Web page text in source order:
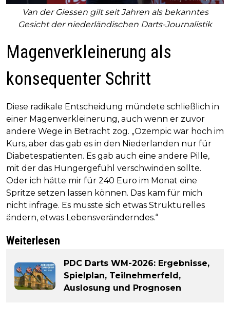
Van der Giessen gilt seit Jahren als bekanntes
Gesicht der niederländischen Darts-Journalistik
Magenverkleinerung als
konsequenter Schritt
Diese radikale Entscheidung mündete schließlich in
einer Magenverkleinerung, auch wenn er zuvor
andere Wege in Betracht zog. „Ozempic war hoch im
Kurs, aber das gab es in den Niederlanden nur für
Diabetespatienten. Es gab auch eine andere Pille,
mit der das Hungergefühl verschwinden sollte.
Oder ich hätte mir für 240 Euro im Monat eine
Spritze setzen lassen können. Das kam für mich
nicht infrage. Es musste sich etwas Strukturelles
ändern, etwas Lebensveränderndes.“
Weiterlesen
PDC Darts WM-2026: Ergebnisse,
Spielplan, Teilnehmerfeld,
Auslosung und Prognosen